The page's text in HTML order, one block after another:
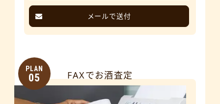
メールで送付
PLAN
05 FAXでお酒査定